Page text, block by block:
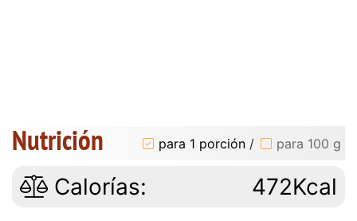
Nutrición para 1 porción / para 100 g
Calorías: 472Kcal